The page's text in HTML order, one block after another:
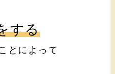
する
とによって